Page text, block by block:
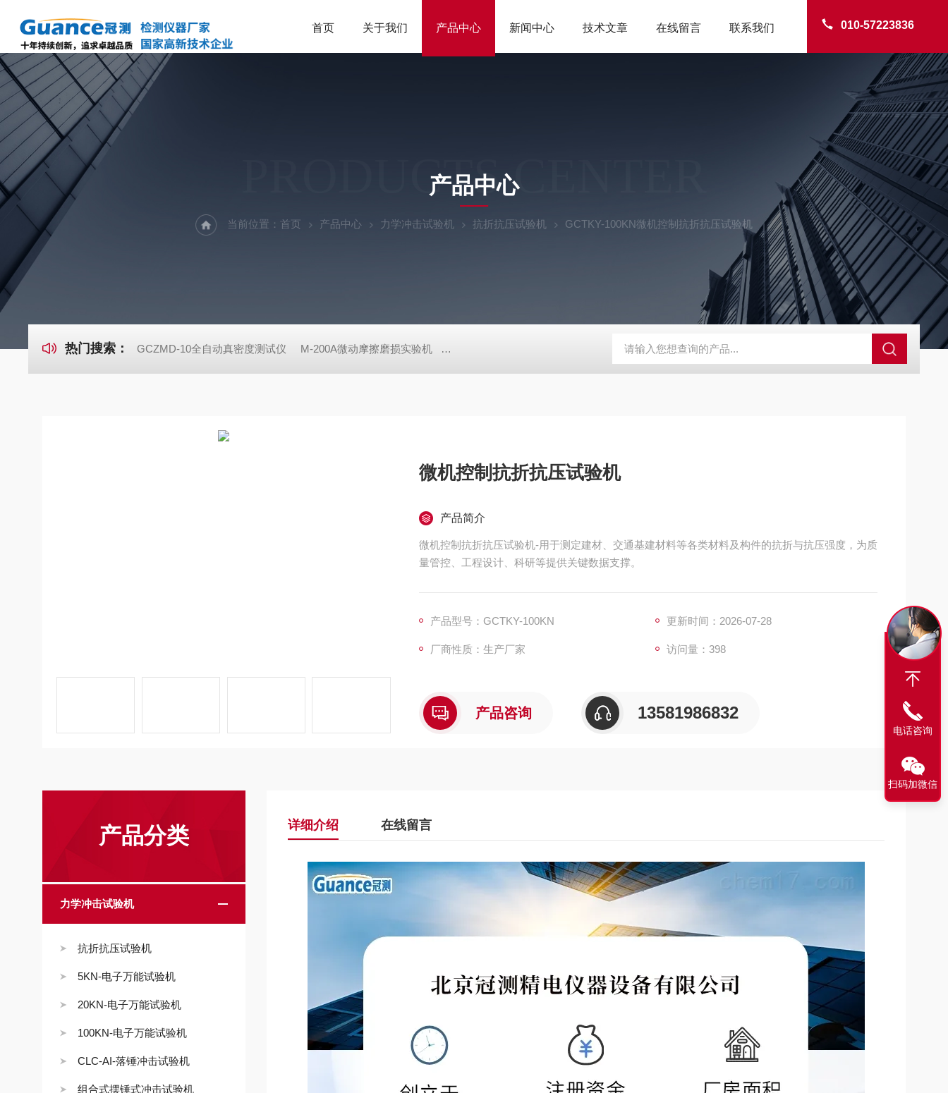
010-57223836
首页 关于我们 产品中心 新闻中心 技术文章 在线留言 联系我们
PRODUCTS CENTER
产品中心
当前位置： 首页 产品中心 力学冲击试验机 抗折抗压试验机 GCTKY-100KN微机控制抗折抗压试验机
热门搜索： GCZMD-10全自动真密度测试仪 M-200A微动摩擦磨损实验机 GCDDJ-50Kv电压击穿试验仪-微机控制 GCDDJ-50Kv绝缘材料电压击穿强度试验机 GCDDJ-100Kv
微机控制抗折抗压试验机
产品简介
微机控制抗折抗压试验机-用于测定建材、交通基建材料等各类材料及构件的抗折与抗压强度，为质
量管控、工程设计、科研等提供关键数据支撑。
产品型号：GCTKY-100KN 更新时间：2026-07-28
厂商性质：生产厂家 访问量：398
产品咨询 13581986832
产品分类
力学冲击试验机
抗折抗压试验机
5KN-电子万能试验机
20KN-电子万能试验机
100KN-电子万能试验机
CLC-AI-落锤冲击试验机
组合式摆锤式冲击试验机
详细介绍 在线留言
电话咨询
扫码加微信